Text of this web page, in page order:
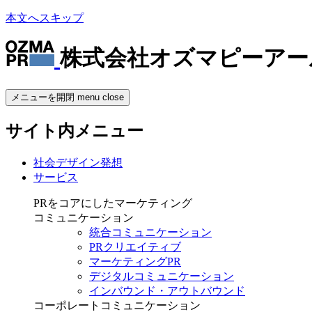
本文へスキップ
株式会社オズマピーア
メニューを開閉 menu close
サイト内メニュー
社会デザイン発想
サービス
PRをコアにしたマーケティング
コミュニケーション
統合コミュニケーション
PRクリエイティブ
マーケティングPR
デジタルコミュニケーション
インバウンド・アウトバウンド
コーポレートコミュニケーション